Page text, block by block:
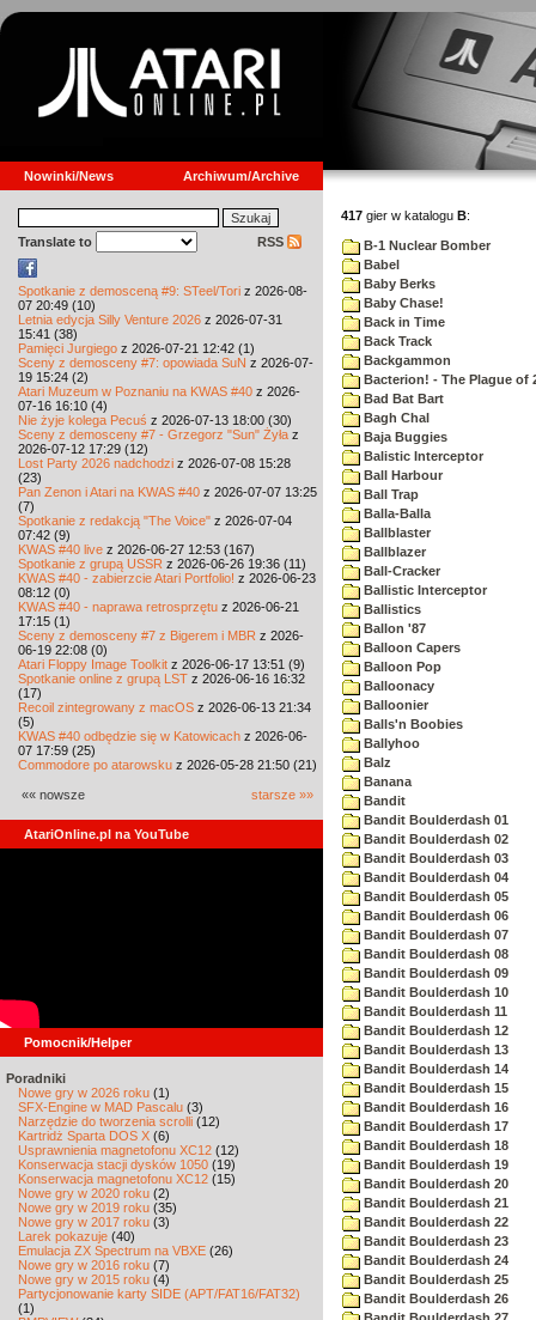
Nowinki/News Archiwum/Archive
Translate to RSS
Spotkanie z demosceną #9: STeel/Tori z 2026-08-
07 20:49 (10)
Letnia edycja Silly Venture 2026 z 2026-07-31
15:41 (38)
Pamięci Jurgiego z 2026-07-21 12:42 (1)
Sceny z demosceny #7: opowiada SuN z 2026-07-
19 15:24 (2)
Atari Muzeum w Poznaniu na KWAS #40 z 2026-
07-16 16:10 (4)
Nie żyje kolega Pecuś z 2026-07-13 18:00 (30)
Sceny z demosceny #7 - Grzegorz "Sun" Żyła z
2026-07-12 17:29 (12)
Lost Party 2026 nadchodzi z 2026-07-08 15:28
(23)
Pan Zenon i Atari na KWAS #40 z 2026-07-07 13:25
(7)
Spotkanie z redakcją "The Voice" z 2026-07-04
07:42 (9)
KWAS #40 live z 2026-06-27 12:53 (167)
Spotkanie z grupą USSR z 2026-06-26 19:36 (11)
KWAS #40 - zabierzcie Atari Portfolio! z 2026-06-23
08:12 (0)
KWAS #40 - naprawa retrosprzętu z 2026-06-21
17:15 (1)
Sceny z demosceny #7 z Bigerem i MBR z 2026-
06-19 22:08 (0)
Atari Floppy Image Toolkit z 2026-06-17 13:51 (9)
Spotkanie online z grupą LST z 2026-06-16 16:32
(17)
Recoil zintegrowany z macOS z 2026-06-13 21:34
(5)
KWAS #40 odbędzie się w Katowicach z 2026-06-
07 17:59 (25)
Commodore po atarowsku z 2026-05-28 21:50 (21)
«« nowsze starsze »»
AtariOnline.pl na YouTube
Pomocnik/Helper
Poradniki
Nowe gry w 2026 roku (1)
SFX-Engine w MAD Pascalu (3)
Narzędzie do tworzenia scrolli (12)
Kartridż Sparta DOS X (6)
Usprawnienia magnetofonu XC12 (12)
Konserwacja stacji dysków 1050 (19)
Konserwacja magnetofonu XC12 (15)
Nowe gry w 2020 roku (2)
Nowe gry w 2019 roku (35)
Nowe gry w 2017 roku (3)
Larek pokazuje (40)
Emulacja ZX Spectrum na VBXE (26)
Nowe gry w 2016 roku (7)
Nowe gry w 2015 roku (4)
Partycjonowanie karty SIDE (APT/FAT16/FAT32)
(1)
417 gier w katalogu B:
B-1 Nuclear Bomber
Babel
Baby Berks
Baby Chase!
Back in Time
Back Track
Backgammon
Bacterion! - The Plague of
Bad Bat Bart
Bagh Chal
Baja Buggies
Balistic Interceptor
Ball Harbour
Ball Trap
Balla-Balla
Ballblaster
Ballblazer
Ball-Cracker
Ballistic Interceptor
Ballistics
Ballon '87
Balloon Capers
Balloon Pop
Balloonacy
Balloonier
Balls'n Boobies
Ballyhoo
Balz
Banana
Bandit
Bandit Boulderdash 01
Bandit Boulderdash 02
Bandit Boulderdash 03
Bandit Boulderdash 04
Bandit Boulderdash 05
Bandit Boulderdash 06
Bandit Boulderdash 07
Bandit Boulderdash 08
Bandit Boulderdash 09
Bandit Boulderdash 10
Bandit Boulderdash 11
Bandit Boulderdash 12
Bandit Boulderdash 13
Bandit Boulderdash 14
Bandit Boulderdash 15
Bandit Boulderdash 16
Bandit Boulderdash 17
Bandit Boulderdash 18
Bandit Boulderdash 19
Bandit Boulderdash 20
Bandit Boulderdash 21
Bandit Boulderdash 22
Bandit Boulderdash 23
Bandit Boulderdash 24
Bandit Boulderdash 25
Bandit Boulderdash 26